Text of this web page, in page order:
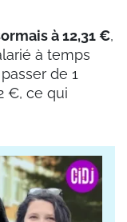
à 12,31 €,
à temps
de 1
€, ce qui